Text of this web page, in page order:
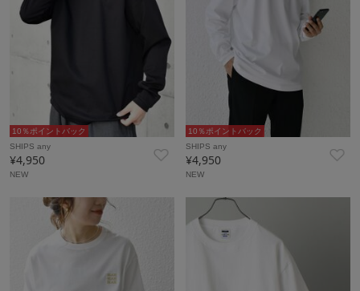
10％ポイントバック
SHIPS any
¥4,950
NEW
10％ポイントバック
SHIPS any
¥4,950
NEW